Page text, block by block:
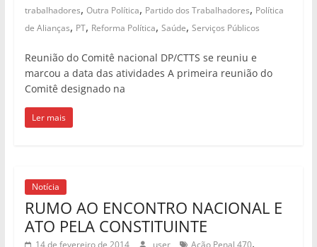
trabalhadores, Outra Política, Partido dos Trabalhadores, Política
de Alianças, PT, Reforma Política, Saúde, Serviços Públicos
Reunião do Comitê nacional DP/CTTS se reuniu e
marcou a data das atividades A primeira reunião do
Comitê designado na
Ler mais
Notícia
RUMO AO ENCONTRO NACIONAL E
ATO PELA CONSTITUINTE
14 de fevereiro de 2014 user Ação Penal 470,